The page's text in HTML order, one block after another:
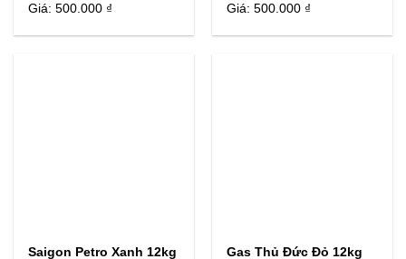
Giá:500.000 ₫
Giá:500.000 ₫
Saigon Petro Xanh 12kg
Gas Thủ Đức Đỏ 12kg